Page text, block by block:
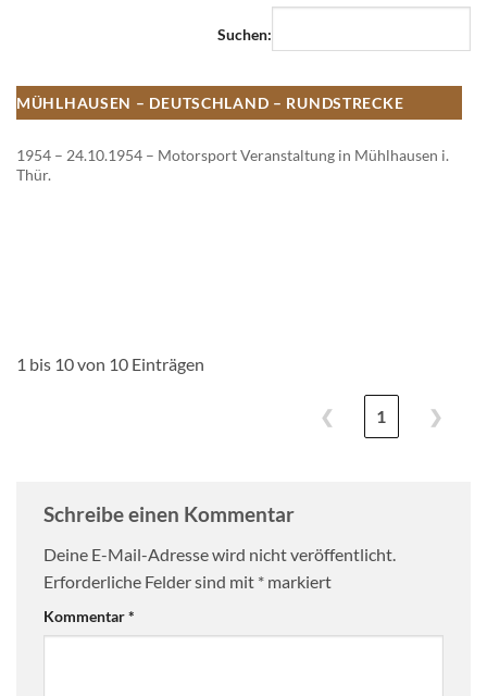
Suchen:
MÜHLHAUSEN – DEUTSCHLAND – RUNDSTRECKE
1954 – 24.10.1954 – Motorsport Veranstaltung in Mühlhausen i.
Thür.
1 bis 10 von 10 Einträgen
❮ 1 ❯
Schreibe einen Kommentar
Deine E-Mail-Adresse wird nicht veröffentlicht.
Erforderliche Felder sind mit * markiert
Kommentar*